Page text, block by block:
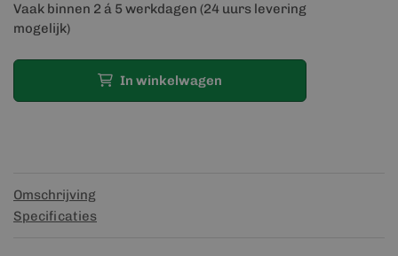
Vaak binnen 2 á 5 werkdagen (24 uurs levering
mogelijk)
In winkelwagen
Omschrijving
Specificaties